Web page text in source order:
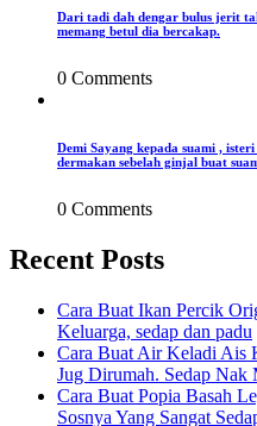
Dari tadi dah dengar bulus jerit
memang betul dia bercakap.
0 Comments
Demi Sayang kepada suami ,
dermakan sebelah ginjal buat
0 Comments
Recent Posts
Cara Buat Ikan Percik
Keluarga, sedap dan padu
Cara Buat Air Keladi Ais
Jug Dirumah. Sedap Nak
Cara Buat Popia Basah
Sosnya Yang Sangat